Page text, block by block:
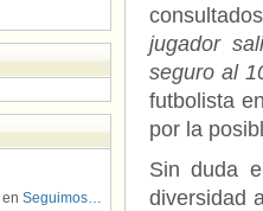
jugador
seguro al
futbolista
por la
Sin duda
diversidad
en Seguimos…